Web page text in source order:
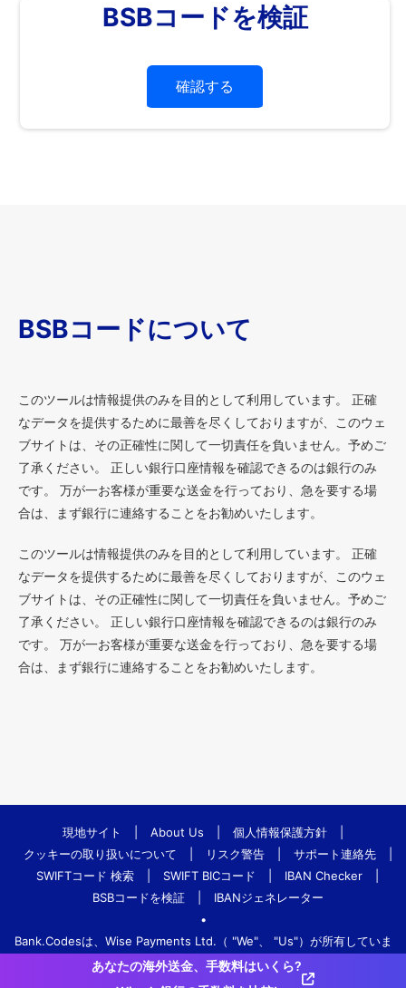
BSBコードを検証
確認する
BSBコードについて
このツールは情報提供のみを目的として利用しています。 正確
なデータを提供するために最善を尽くしておりますが、このウェ
ブサイトは、その正確性に関して一切責任を負いません。予めご
了承ください。 正しい銀行口座情報を確認できるのは銀行のみ
です。 万が一お客様が重要な送金を行っており、急を要する場
合は、まず銀行に連絡することをお勧めいたします。
このツールは情報提供のみを目的として利用しています。 正確
なデータを提供するために最善を尽くしておりますが、このウェ
ブサイトは、その正確性に関して一切責任を負いません。予めご
了承ください。 正しい銀行口座情報を確認できるのは銀行のみ
です。 万が一お客様が重要な送金を行っており、急を要する場
合は、まず銀行に連絡することをお勧めいたします。
現地サイト About Us 個人情報保護方針
クッキーの取り扱いについて
リスク警告 サポート連絡先
SWIFTコード 検索
SWIFT BICコード IBAN Checker
BSBコードを検証
IBANジェネレーター
•
Bank.Codesは、Wise Payments Ltd.（ "We"、 "Us"）が所有していま
す。
あなたの海外送金、手数料はいくら?